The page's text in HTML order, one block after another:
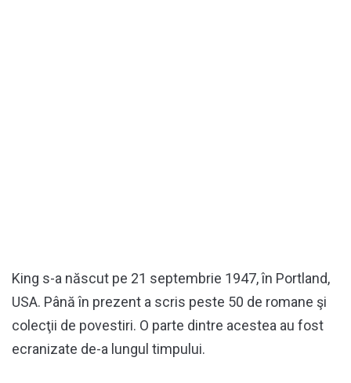
King s-a născut pe 21 septembrie 1947, în Portland,
USA. Până în prezent a scris peste 50 de romane şi
colecţii de povestiri. O parte dintre acestea au fost
ecranizate de-a lungul timpului.